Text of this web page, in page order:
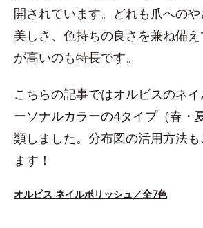
開されています。どれも爪への
美しさ、色持ちの良さを兼ね備
が高いのも特長です。
こちらの記事ではオルビスのネ
ーソナルカラーの4タイプ（春・
類しました。分布図の活用方法
ます！
オルビス ネイルポリッシュ／全7色